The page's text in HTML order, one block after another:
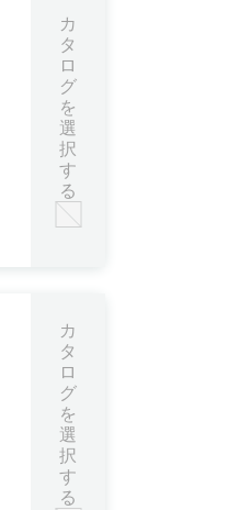
カ
タ
ロ
グ
を
選
択
す
る
カ
タ
ロ
グ
を
選
択
す
る